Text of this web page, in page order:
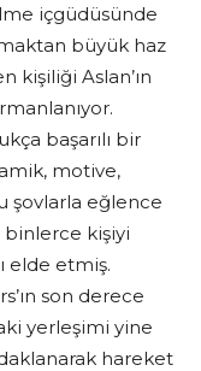
içgüdüsünde
büyük haz
kişiliği Aslan’ın
başarılı bir
motive,
şovlarla eğlence
binlerce kişiyi
elde etmiş.
son derece
yerleşimi yine
hareket